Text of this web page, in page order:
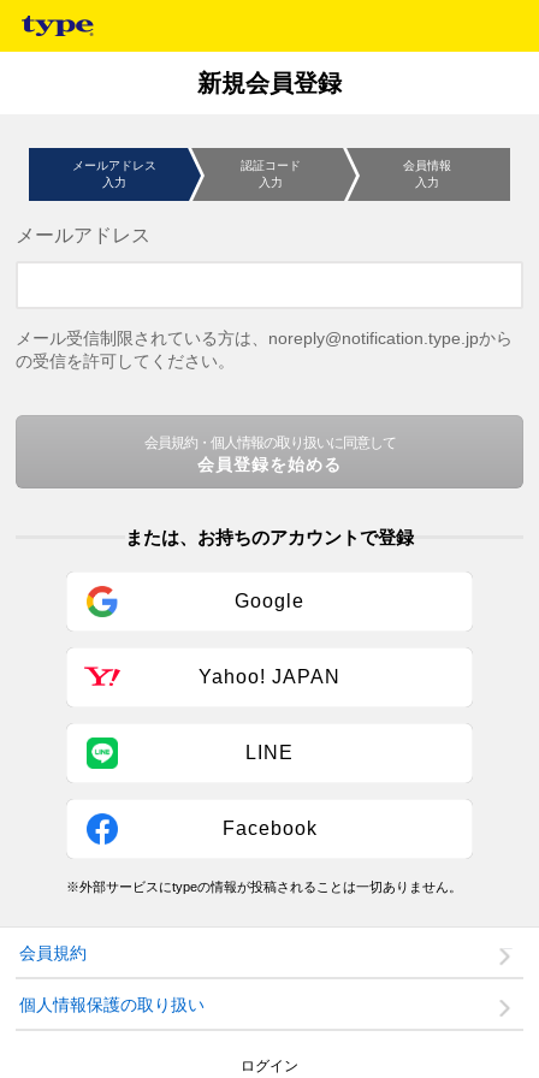
新規会員登録
メールアドレス
入力
認証コード
入力
会員情報
入力
メールアドレス
メール受信制限されている方は、noreply@notification.type.jpから
の受信を許可してください。
会員規約・個人情報の取り扱いに同意して
会員登録を始める
または、お持ちのアカウントで登録
Google
Yahoo! JAPAN
LINE
Facebook
※外部サービスにtypeの情報が投稿されることは一切ありません。
会員規約
個人情報保護の取り扱い
ログイン